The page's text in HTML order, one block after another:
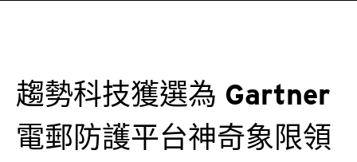
趨勢科技獲選為 Gartner
電郵防護平台神奇象限領